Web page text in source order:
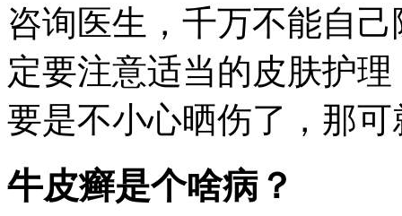
咨询医生，千万不能自
定要注意适当的皮肤护
要是不小心晒伤了，那
牛皮癣是个啥病？